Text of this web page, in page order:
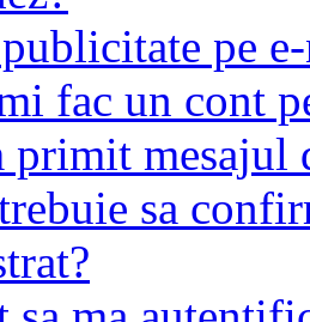
pe
fac un cont
primit mesajul
sa